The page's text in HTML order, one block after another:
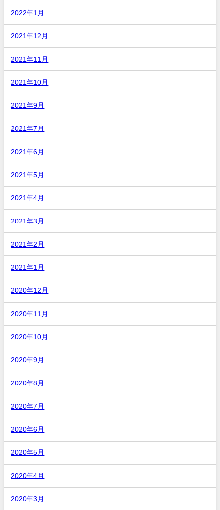
2022年1月
2021年12月
2021年11月
2021年10月
2021年9月
2021年7月
2021年6月
2021年5月
2021年4月
2021年3月
2021年2月
2021年1月
2020年12月
2020年11月
2020年10月
2020年9月
2020年8月
2020年7月
2020年6月
2020年5月
2020年4月
2020年3月